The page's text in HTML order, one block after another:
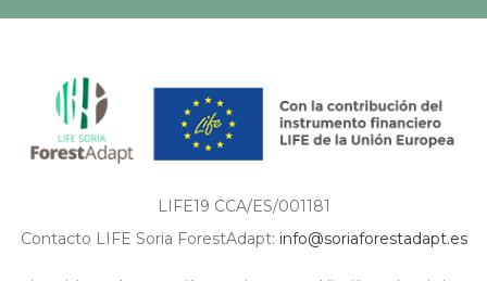
LIFE19 CCA/ES/001181
Contacto LIFE Soria ForestAdapt: info@soriaforestadapt.es